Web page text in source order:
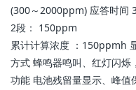
(300～2000ppm) 应答时间
2段： 150ppm
累计计算浓度 ：150ppmh
方式 蜂鸣器鸣叫、红灯闪烁
功能 电池残留量显示、峰值